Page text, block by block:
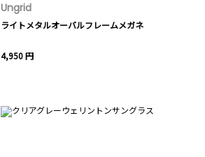
Ungrid
ライトメタルオーバルフレームメガネ
4,950 円